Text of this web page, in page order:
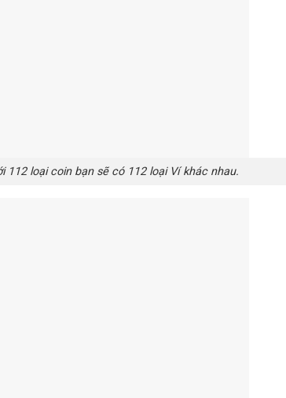
112 loại coin bạn sẽ có 112 loại Ví khác nhau.